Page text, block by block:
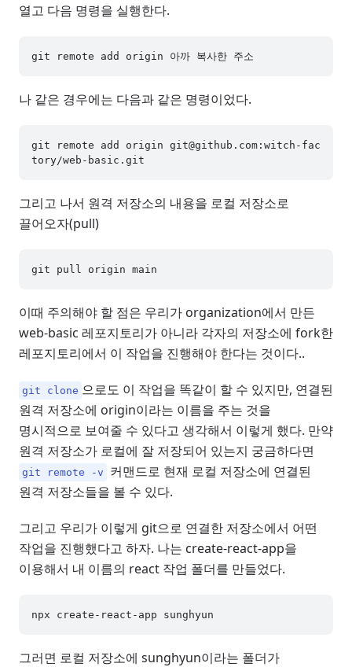
열고 다음 명령을 실행한다.
나 같은 경우에는 다음과 같은 명령이었다.
git remote add origin git@github.com :witch-fac
그리고 나서 원격 저장소의 내용을 로컬 저장소로
끌어오자(pull)
이때 주의해야 할 점은 우리가 organization에서 만든
web-basic 레포지토리가 아니라 각자의 저장소에 fork한
레포지토리에서 이 작업을 진행해야 한다는 것이다..
git clone 으로도 이 작업을 똑같이 할 수 있지만, 연결된
원격 저장소에 origin이라는 이름을 주는 것을
명시적으로 보여줄 수 있다고 생각해서 이렇게 했다. 만약
원격 저장소가 로컬에 잘 저장되어 있는지 궁금하다면
git remote -v
커맨드로 현재 로컬 저장소에 연결된
원격 저장소들을 볼 수 있다.
그리고 우리가 이렇게 git으로 연결한 저장소에서 어떤
작업을 진행했다고 하자. 나는 create-react-app을
이용해서 내 이름의 react 작업 폴더를 만들었다.
그러면 로컬 저장소에 sunghyun이라는 폴더가